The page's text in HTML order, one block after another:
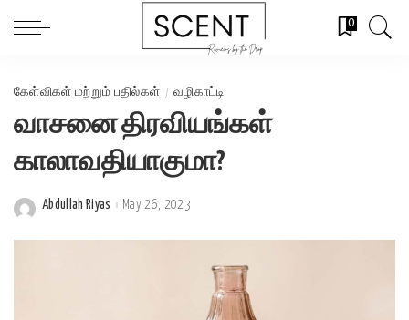
0
கேள்விகள் மற்றும் பதில்கள் வழிகாட்டி
வாசனை திரவியங்கள்
காலாவதியாகுமா?
Posted
Abdullah Riyas May 26, 2023